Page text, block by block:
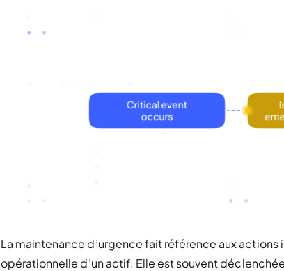
La maintenance d’urgence fait référence aux
opérationnelle d’un actif. Elle est souvent